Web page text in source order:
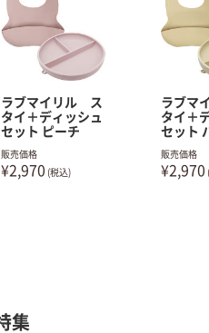
ラブマイリル ス
タイ＋ディッシュ
セット ピーチ
販売価格
¥2,970 (税込)
ラブマ
タイ＋
セット
販売価格
¥2,970
集